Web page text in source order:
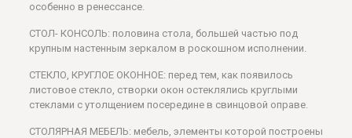
особенно в ренессансе.
СТОЛ- КОНСОЛЬ: половина стола, большей частью под
крупным настенным зеркалом в роскошном исполнении.
СТЕКЛО, КРУГЛОЕ ОКОННОЕ: перед тем, как появилось
листовое стекло, створки окон остеклялись круглыми
стеклами с утолщением посередине в свинцовой оправе.
СТОЛЯРНАЯ МЕБЕЛЬ: мебель, элементы которой построены